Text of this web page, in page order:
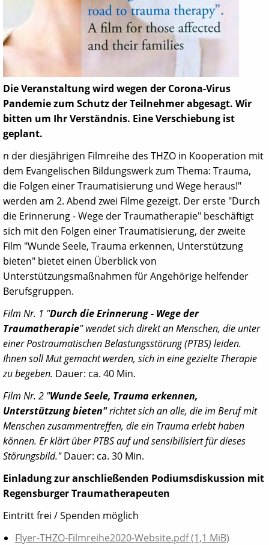
Die Veranstaltung wird wegen der Corona-Virus
Pandemie zum Schutz der Teilnehmer abgesagt. Wir
bitten um Ihr Verständnis. Eine Verschiebung ist
geplant.
n der diesjährigen Filmreihe des THZO in Kooperation mit
dem Evangelischen Bildungswerk zum Thema: Trauma,
die Folgen einer Traumatisierung und Wege heraus!"
werden am 2. Abend zwei Filme gezeigt. Der erste "Durch
die Erinnerung - Wege der Traumatherapie" beschäftigt
sich mit den Folgen einer Traumatisierung, der zweite
Film "Wunde Seele, Trauma erkennen, Unterstützung
bieten" bietet einen Überblick von
Unterstützungsmaßnahmen für Angehörige helfender
Berufsgruppen.
Film Nr. 1 "Durch die Erinnerung - Wege der
Traumatherapie" wendet sich direkt an Menschen, die unter
einer Postraumatischen Belastungsstörung (PTBS) leiden.
Ihnen soll Mut gemacht werden, sich in eine gezielte Therapie
zu begeben. Dauer: ca. 40 Min.
Film Nr. 2 "Wunde Seele, Trauma erkennen,
Unterstützung bieten"richtet sich an alle, die im Beruf mit
Menschen zusammentreffen, die ein Trauma erlebt haben
können. Er klärt über PTBS auf und sensibilisiert für dieses
Störungsbild."Dauer: ca. 30 Min.
Einladung zur anschließenden Podiumsdiskussion mit
Regensburger Traumatherapeuten
Eintritt frei / Spenden möglich
Flyer-THZO-Filmreihe2020-Website.pdf(1,1 MiB)